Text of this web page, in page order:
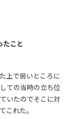
たこと
上で弱いところに
ての当時の立ち位
いたのでそこに対
これた。